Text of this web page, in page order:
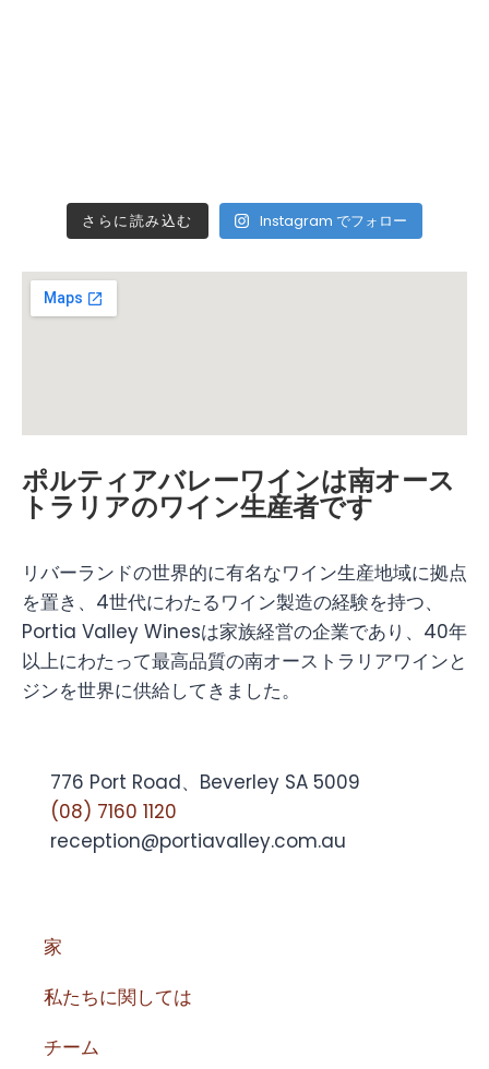
さらに読み込む Instagram でフォロー
ポルティアバレーワインは南オース
トラリアのワイン生産者です
リバーランドの世界的に有名なワイン生産地域に拠点
を置き、4世代にわたるワイン製造の経験を持つ、
Portia Valley Winesは家族経営の企業であり、40年
以上にわたって最高品質の南オーストラリアワインと
ジンを世界に供給してきました。
776 Port Road、Beverley SA 5009
(08) 7160 1120
reception@portiavalley.com.au
家
私たちに関しては
チーム